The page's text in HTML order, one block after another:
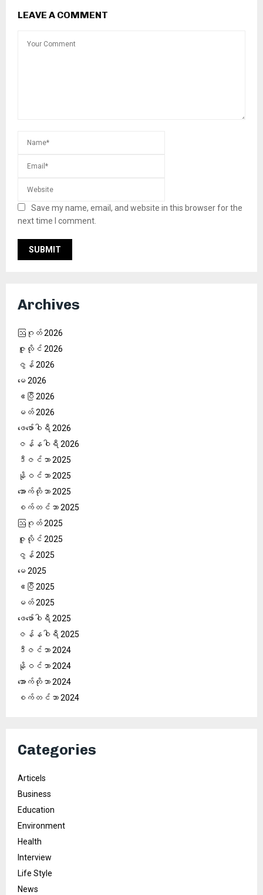
LEAVE A COMMENT
Save my name, email, and website in this browser for the
next time I comment.
Archives
ဩဂုတ် 2026
ဇူလိုင် 2026
ဇွန် 2026
မေ 2026
ဧပြီ 2026
မတ် 2026
ဖေ‌ဖော်ဝါရီ 2026
ဇန်နဝါရီ 2026
ဒီဇင်ဘာ 2025
နိုဝင်ဘာ 2025
အောက်တိုဘာ 2025
စက်တင်ဘာ 2025
ဩဂုတ် 2025
ဇူလိုင် 2025
ဇွန် 2025
မေ 2025
ဧပြီ 2025
မတ် 2025
ဖေ‌ဖော်ဝါရီ 2025
ဇန်နဝါရီ 2025
ဒီဇင်ဘာ 2024
နိုဝင်ဘာ 2024
အောက်တိုဘာ 2024
စက်တင်ဘာ 2024
Categories
Articels
Business
Education
Environment
Health
Interview
Life Style
News